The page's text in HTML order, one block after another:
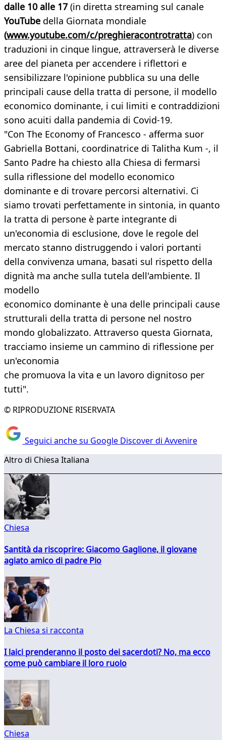
dalle 10 alle 17(in diretta streaming sul canale
YouTube della Giornata mondiale
(www.youtube.com/c/preghieracontrotratta) con
traduzioni in cinque lingue, attraverserà le diverse
aree del pianeta per accendere i riflettori e
sensibilizzare l'opinione pubblica su una delle
principali cause della tratta di persone, il modello
economico dominante, i cui limiti e contraddizioni
sono acuiti dalla pandemia di Covid-19.
"Con The Economy of Francesco - afferma suor
Gabriella Bottani, coordinatrice di Talitha Kum -, il
Santo Padre ha chiesto alla Chiesa di fermarsi
sulla riflessione del modello economico
dominante e di trovare percorsi alternativi. Ci
siamo trovati perfettamente in sintonia, in quanto
la tratta di persone è parte integrante di
un'economia di esclusione, dove le regole del
mercato stanno distruggendo i valori portanti
della convivenza umana, basati sul rispetto della
dignità ma anche sulla tutela dell'ambiente. Il
modello
economico dominante è una delle principali cause
strutturali della tratta di persone nel nostro
mondo globalizzato. Attraverso questa Giornata,
tracciamo insieme un cammino di riflessione per
un'economia
che promuova la vita e un lavoro dignitoso per
tutti".
© RIPRODUZIONE RISERVATA
Seguici anche su Google Discover di Avvenire
Altro di Chiesa Italiana
Chiesa
Santità da riscoprire: Giacomo Gaglione, il giovane
agiato amico di padre Pio
La Chiesa si racconta
I laici prenderanno il posto dei sacerdoti? No, ma ecco
come può cambiare il loro ruolo
Chiesa